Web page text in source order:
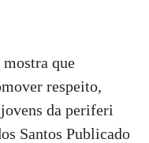
que
respeito,
da periferi
Santos Publicado